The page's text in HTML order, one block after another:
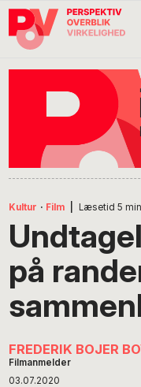
Gå
direkte
Skip
indhold
Gå
direkte
Kultur · Film Læsetid 5
på
FREDERIK BOJER
Filmanmelder
03.07.2020